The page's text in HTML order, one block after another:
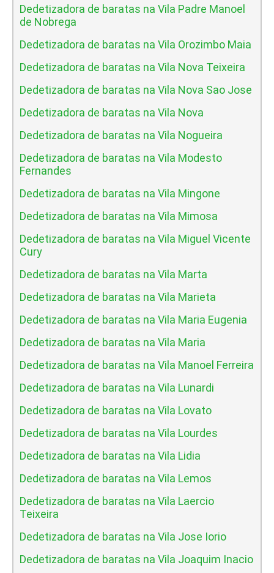
Dedetizadora de baratas na Vila Padre Manoel
de Nobrega
Dedetizadora de baratas na Vila Orozimbo Maia
Dedetizadora de baratas na Vila Nova Teixeira
Dedetizadora de baratas na Vila Nova Sao Jose
Dedetizadora de baratas na Vila Nova
Dedetizadora de baratas na Vila Nogueira
Dedetizadora de baratas na Vila Modesto
Fernandes
Dedetizadora de baratas na Vila Mingone
Dedetizadora de baratas na Vila Mimosa
Dedetizadora de baratas na Vila Miguel Vicente
Cury
Dedetizadora de baratas na Vila Marta
Dedetizadora de baratas na Vila Marieta
Dedetizadora de baratas na Vila Maria Eugenia
Dedetizadora de baratas na Vila Maria
Dedetizadora de baratas na Vila Manoel Ferreira
Dedetizadora de baratas na Vila Lunardi
Dedetizadora de baratas na Vila Lovato
Dedetizadora de baratas na Vila Lourdes
Dedetizadora de baratas na Vila Lidia
Dedetizadora de baratas na Vila Lemos
Dedetizadora de baratas na Vila Laercio
Teixeira
Dedetizadora de baratas na Vila Jose Iorio
Dedetizadora de baratas na Vila Joaquim Inacio